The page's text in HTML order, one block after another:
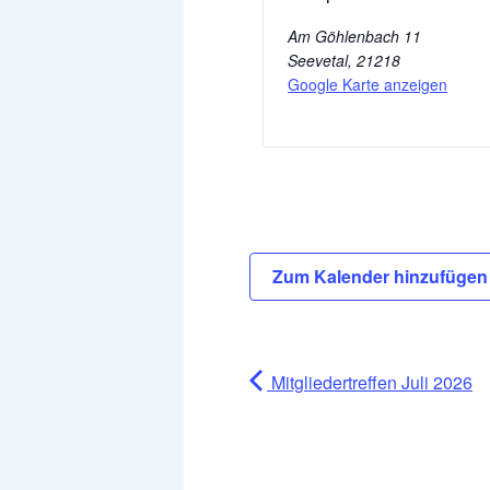
Am Göhlenbach 11
Seevetal, 21218
Google Karte anzeigen
Zum Kalender hinzufügen
Mitgliedertreffen Juli 2026